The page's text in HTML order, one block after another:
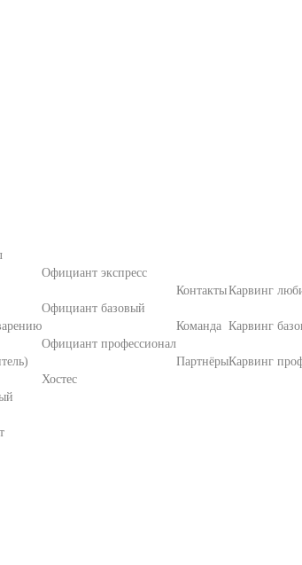
Официант экспресс
Официант базовый
Официант профессионал
Хостес
Контакты
Команда
Партнёры
Карвинг
Карвинг
Карвинг